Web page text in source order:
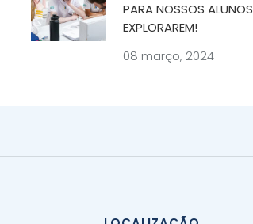
PARA NOSSOS ALUNOS
EXPLORAREM!
08 março, 2024